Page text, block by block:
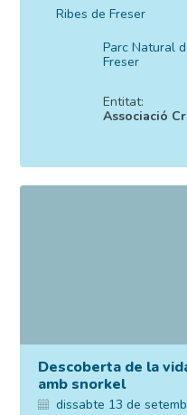
Ribes de Freser
Parc Natural
Freser
Entitat:
Associació
Descoberta de la
amb snorkel
dissabte 13 de